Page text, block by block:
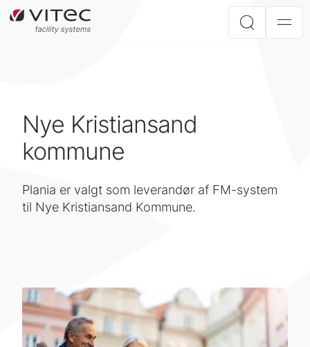
Nye Kristiansand
kommune
Plania er valgt som leverandør af FM-system
til Nye Kristiansand Kommune.